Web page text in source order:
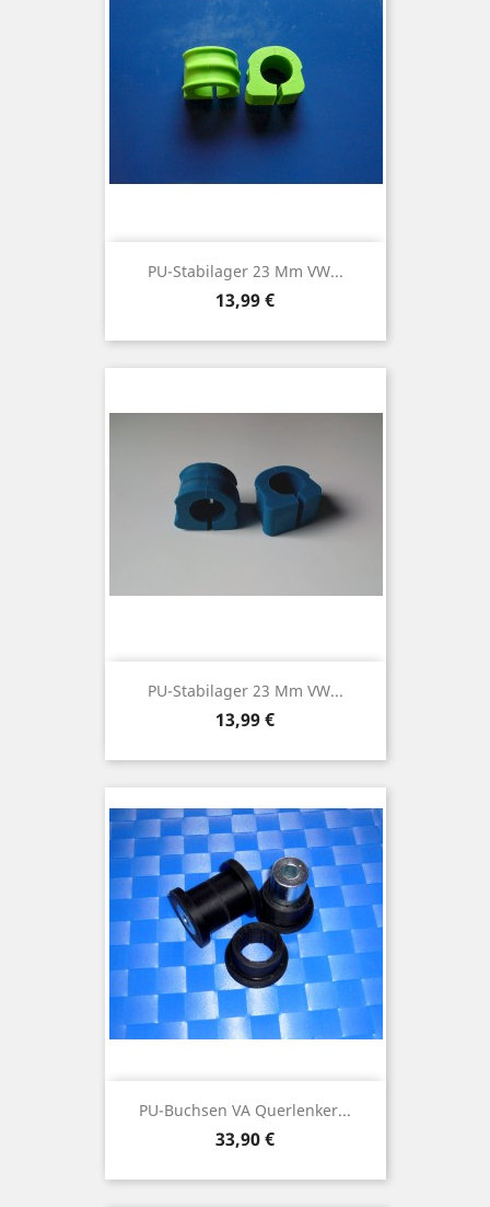
PU-Stabilager 23 Mm VW...
Preis
13,99 €
PU-Stabilager 23 Mm VW...
Preis
13,99 €
PU-Buchsen VA Querlenker...
Preis
33,90 €